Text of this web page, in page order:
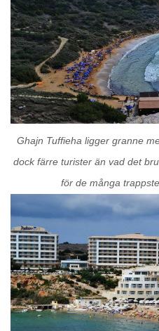
Ghajn Tuffieha ligger granne
dock färre turister än vad det
för de många